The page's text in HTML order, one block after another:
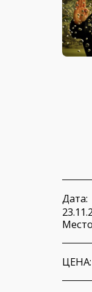
Дата:
ЦЕНА: